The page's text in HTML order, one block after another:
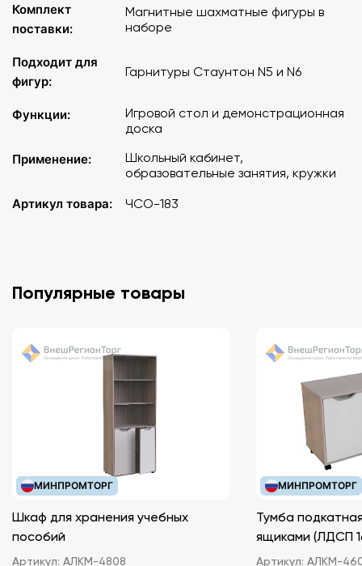
Комплект
поставки:
Магнитные шахматные фигуры в
наборе
Подходит для
фигур:
Гарнитуры Стаунтон N5 и N6
Функции:
Игровой стол и демонстрационная
доска
Применение:
Школьный кабинет,
образовательные занятия, кружки
Артикул товара:
ЧСО-183
Популярные товары
МИНПРОМТОРГ
Шкаф для хранения учебных
пособий
Артикул: АЛКМ-4808
МИНПРОМТОРГ
Тумба
ящиками
Артикул: АЛКМ-